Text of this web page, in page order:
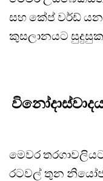
සහ කේප් වර්ඩ්
කුසලානයට
මෙවර
රටවල් තුන